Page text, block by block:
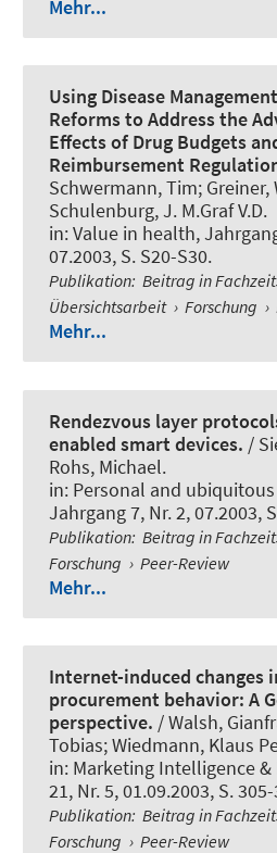
Mehr...
Using Disease
Reforms to Address the
Effects of Drug Budgets
Reimbursement
Schwermann, Tim; Greiner,
Schulenburg, J. M.Graf V.D.
in:Value in health,
07.2003, S. S20-S30.
Publikation: Beitrag in
Übersichtsarbeit › Forschung ›
Mehr...
Rendezvous layer
enabled smart devices. /
Rohs, Michael.
in: Personal and
Jahrgang 7, Nr. 2, 07.2003,
Publikation: Beitrag in
Forschung › Peer-Review
Mehr...
Internet-induced changes
procurement behavior: A
perspective. / Walsh,
Tobias; Wiedmann, Klaus
in: Marketing Intelligence
21, Nr. 5, 01.09.2003, S.
Publikation: Beitrag in
Forschung › Peer-Review